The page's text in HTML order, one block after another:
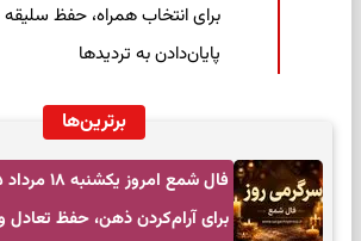
برای انتخاب همراه، حفظ
پایان‌دادن به تردیدها
برترین‌ها
برای آرام‌کردن ذهن، حفظ تعادل